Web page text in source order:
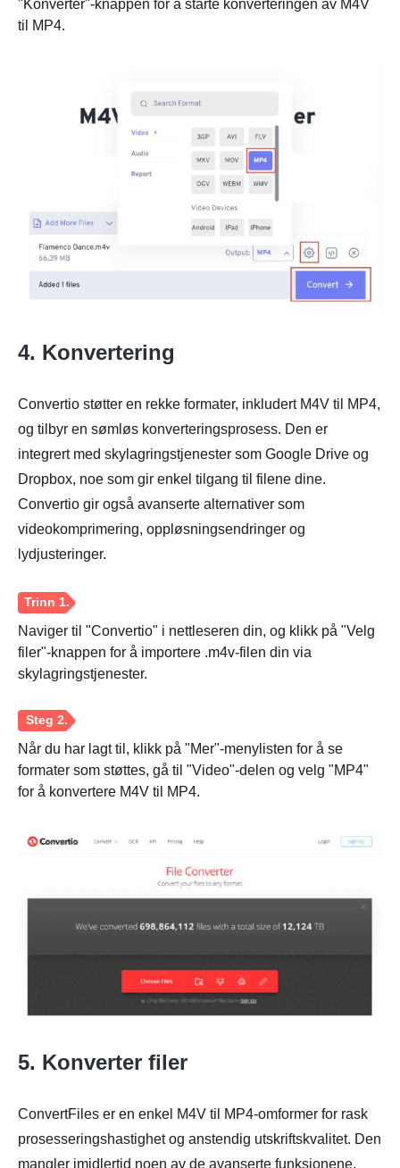
Steg 2.
Trinn 1.
"Konverter"-knappen for å starte konverteringen av M4V
til MP4.
4. Konvertering
Convertio støtter en rekke formater, inkludert M4V til MP4,
og tilbyr en sømløs konverteringsprosess. Den er
integrert med skylagringstjenester som Google Drive og
Dropbox, noe som gir enkel tilgang til filene dine.
Convertio gir også avanserte alternativer som
videokomprimering, oppløsningsendringer og
lydjusteringer.
Naviger til "Convertio" i nettleseren din, og klikk på "Velg
filer"-knappen for å importere .m4v-filen din via
skylagringstjenester.
Når du har lagt til, klikk på "Mer"-menylisten for å se
formater som støttes, gå til "Video"-delen og velg "MP4"
for å konvertere M4V til MP4.
5. Konverter filer
ConvertFiles er en enkel M4V til MP4-omformer for rask
prosesseringshastighet og anstendig utskriftskvalitet. Den
mangler imidlertid noen av de avanserte funksjonene,